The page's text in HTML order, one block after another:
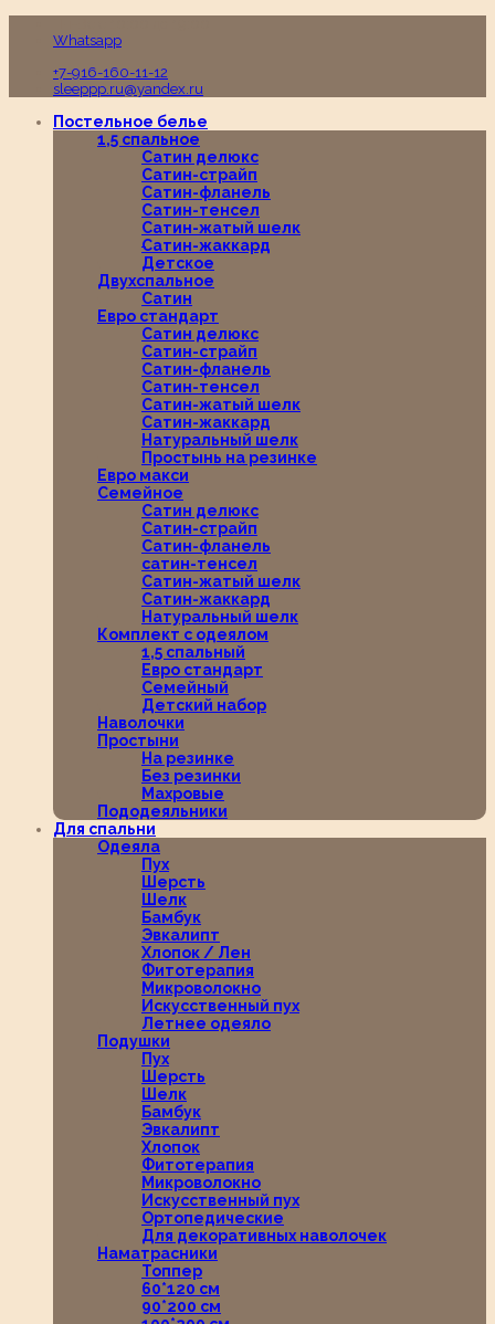
Whatsapp
+7-916-160-11-12
sleeppp.ru@yandex.ru
Постельное белье
1,5 спальное
Сатин делюкс
Сатин-страйп
Сатин-фланель
Сатин-тенсел
Сатин-жатый шелк
Сатин-жаккард
Детское
Двухспальное
Сатин
Евро стандарт
Сатин делюкс
Сатин-страйп
Сатин-фланель
Сатин-тенсел
Сатин-жатый шелк
Сатин-жаккард
Натуральный шелк
Простынь на резинке
Евро макси
Семейное
Сатин делюкс
Сатин-страйп
Сатин-фланель
сатин-тенсел
Сатин-жатый шелк
Сатин-жаккард
Натуральный шелк
Комплект с одеялом
1,5 спальный
Евро стандарт
Семейный
Детский набор
Наволочки
Простыни
На резинке
Без резинки
Махровые
Пододеяльники
Для спальни
Одеяла
Пух
Шерсть
Шелк
Бамбук
Эвкалипт
Хлопок / Лен
Фитотерапия
Микроволокно
Искусственный пух
Летнее одеяло
Подушки
Пух
Шерсть
Шелк
Бамбук
Эвкалипт
Хлопок
Фитотерапия
Микроволокно
Искусственный пух
Ортопедические
Для декоративных наволочек
Наматрасники
Топпер
60*120 см
90*200 см